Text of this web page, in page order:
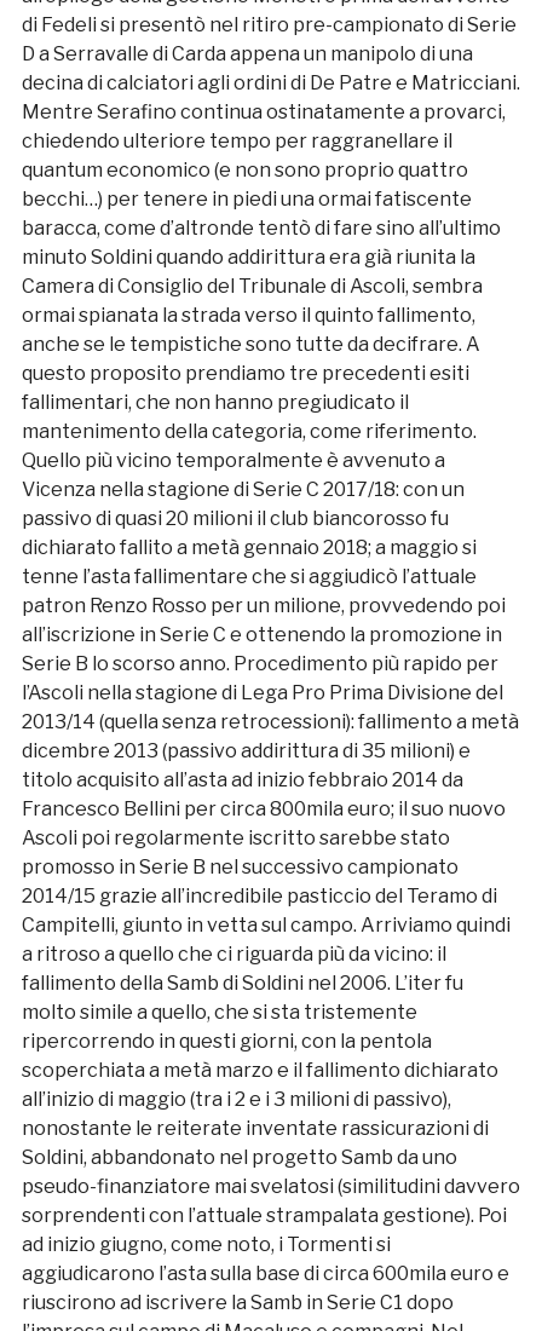
di Fedeli si presentò nel ritiro pre-campionato di Serie
D a Serravalle di Carda appena un manipolo di una
decina di calciatori agli ordini di De Patre e Matricciani.
Mentre Serafino continua ostinatamente a provarci,
chiedendo ulteriore tempo per raggranellare il
quantum economico (e non sono proprio quattro
becchi…) per tenere in piedi una ormai fatiscente
baracca, come d’altronde tentò di fare sino all’ultimo
minuto Soldini quando addirittura era già riunita la
Camera di Consiglio del Tribunale di Ascoli, sembra
ormai spianata la strada verso il quinto fallimento,
anche se le tempistiche sono tutte da decifrare. A
questo proposito prendiamo tre precedenti esiti
fallimentari, che non hanno pregiudicato il
mantenimento della categoria, come riferimento.
Quello più vicino temporalmente è avvenuto a
Vicenza nella stagione di Serie C 2017/18: con un
passivo di quasi 20 milioni il club biancorosso fu
dichiarato fallito a metà gennaio 2018; a maggio si
tenne l’asta fallimentare che si aggiudicò l’attuale
patron Renzo Rosso per un milione, provvedendo poi
all’iscrizione in Serie C e ottenendo la promozione in
Serie B lo scorso anno. Procedimento più rapido per
l’Ascoli nella stagione di Lega Pro Prima Divisione del
2013/14 (quella senza retrocessioni): fallimento a metà
dicembre 2013 (passivo addirittura di 35 milioni) e
titolo acquisito all’asta ad inizio febbraio 2014 da
Francesco Bellini per circa 800mila euro; il suo nuovo
Ascoli poi regolarmente iscritto sarebbe stato
promosso in Serie B nel successivo campionato
2014/15 grazie all’incredibile pasticcio del Teramo di
Campitelli, giunto in vetta sul campo. Arriviamo quindi
a ritroso a quello che ci riguarda più da vicino: il
fallimento della Samb di Soldini nel 2006. L’iter fu
molto simile a quello, che si sta tristemente
ripercorrendo in questi giorni, con la pentola
scoperchiata a metà marzo e il fallimento dichiarato
all’inizio di maggio (tra i 2 e i 3 milioni di passivo),
nonostante le reiterate inventate rassicurazioni di
Soldini, abbandonato nel progetto Samb da uno
pseudo-finanziatore mai svelatosi (similitudini davvero
sorprendenti con l’attuale strampalata gestione). Poi
ad inizio giugno, come noto, i Tormenti si
aggiudicarono l’asta sulla base di circa 600mila euro e
riuscirono ad iscrivere la Samb in Serie C1 dopo